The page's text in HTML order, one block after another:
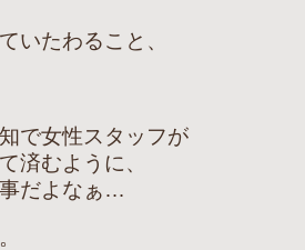
いたわること、
で女性スタッフが
済むように、
だよなぁ…